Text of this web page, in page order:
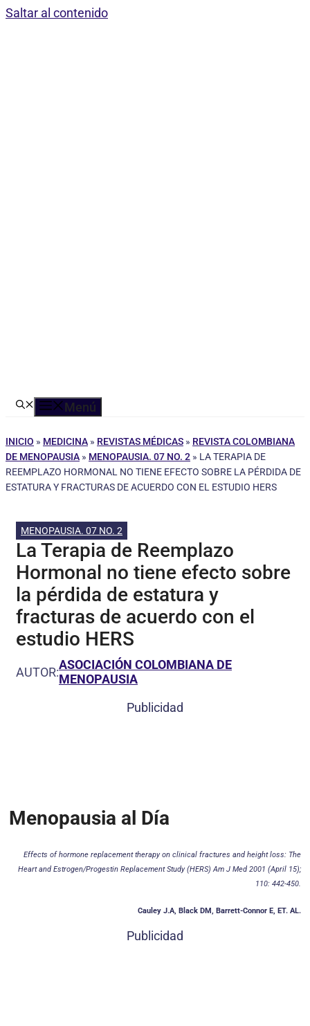
Saltar al contenido
Menú
INICIO » MEDICINA » REVISTAS MÉDICAS » REVISTA COLOMBIANA
DE MENOPAUSIA » MENOPAUSIA. 07 NO. 2 » LA TERAPIA DE
REEMPLAZO HORMONAL NO TIENE EFECTO SOBRE LA PÉRDIDA DE
ESTATURA Y FRACTURAS DE ACUERDO CON EL ESTUDIO HERS
MENOPAUSIA. 07 NO. 2
La Terapia de Reemplazo
Hormonal no tiene efecto sobre
la pérdida de estatura y
fracturas de acuerdo con el
estudio HERS
AUTOR:ASOCIACIÓN COLOMBIANA DE
MENOPAUSIA
Publicidad
Menopausia al Día
Effects of hormone replacement therapy on clinical fractures and height loss: The
Heart and Estrogen/Progestin Replacement Study (HERS) Am J Med 2001 (April 15);
110: 442-450.
Cauley J.A, Black DM, Barrett-Connor E, ET. AL.
Publicidad